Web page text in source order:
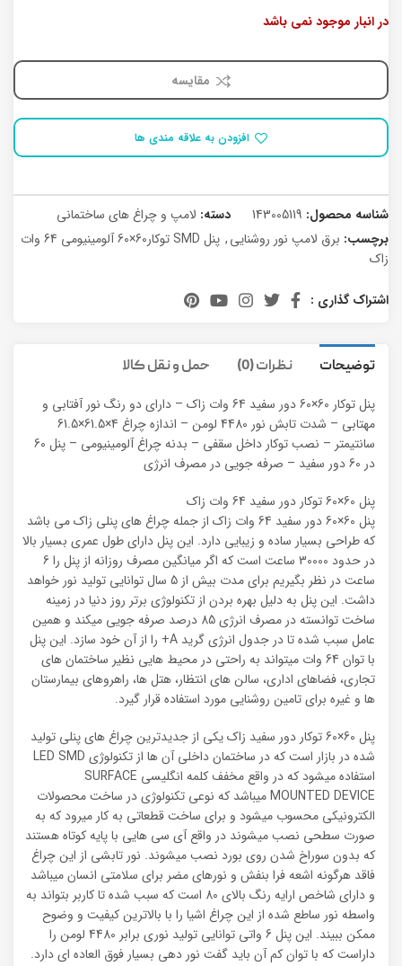
در انبار موجود نمی باشد
مقایسه
افزودن به علاقه مندی ها
شناسه محصول: 143005119 دسته: لامپ و چراغ های ساختمانی
برچسب: برق لامپ نور روشنایی,
پنل SMD توکار60×60 آلومینیومی 64 وات
زاک
اشتراک گذاری :
توضیحات نظرات (0)
حمل و نقل کالا
پنل توکار 60×60 دور سفید 64 وات زاک – دارای دو رنگ نور آفتابی و
مهتابی – شدت تابش نور 4480 لومن – اندازه چراغ 4×61.5×61.5
سانتیمتر – نصب توکار داخل سقفی – بدنه چراغ آلومینیومی – پنل 60
در 60 دور سفید – صرفه جویی در مصرف انرژی
پنل 60×60 توکار دور سفید 64 وات زاک
پنل 60×60 دور سفید 64 وات زاک از جمله چراغ های پنلی زاک می باشد
که طراحی بسیار ساده و زیبایی دارد. این پنل دارای طول عمری بسیار بالا
در حدود 30000 ساعت است که اگر میانگین مصرف روزانه از پنل را 6
ساعت در نظر بگیریم برای مدت بیش از 5 سال توانایی تولید نور خواهد
داشت. این پنل به دلیل بهره بردن از تکنولوژی برتر روز دنیا در زمینه
ساخت توانسته در مصرف انرژی 85 درصد صرفه جویی میکند و همین
عامل سبب شده تا در جدول انرژی گرید A+ را از آن خود سازد. این پنل
با توان 64 وات میتواند به راحتی در محیط هایی نظیر ساختمان های
تجاری، فضاهای اداری، سالن های انتظار، هتل ها، راهروهای بیمارستان
ها و غیره برای تامین روشنایی مورد استفاده قرار گیرد.
پنل 60×60 توکار دور سفید زاک یکی از جدیدترین چراغ های پنلی تولید
شده در بازار است که در ساختمان داخلی آن ها از تکنولوژی LED SMD
استفاده میشود که در واقع مخفف کلمه انگلیسی SURFACE
MOUNTED DEVICE میباشد که نوعی تکنولوژی در ساخت محصولات
الکترونیکی محسوب میشود و برای ساخت قطعاتی به کار میرود که به
صورت سطحی نصب میشوند در واقع آی سی هایی با پایه کوتاه هستند
که بدون سوراخ شدن روی بورد نصب میشوند. نور تابشی از این چراغ
فاقد هرگونه اشعه فرا بنفش و نورهای مضر برای سلامتی انسان میباشد
و دارای شاخص ارایه رنگ بالای 80 است که سبب شده تا کاربر بتواند به
واسطه نور ساطع شده از این چراغ اشیا را با بالاترین کیفیت و وضوح
ممکن ببیند. این پنل 6 واتی توانایی تولید نوری برابر 4480 لومن را
داراست که با توان کم آن باید گفت نور دهی بسیار فوق العاده ای دارد.